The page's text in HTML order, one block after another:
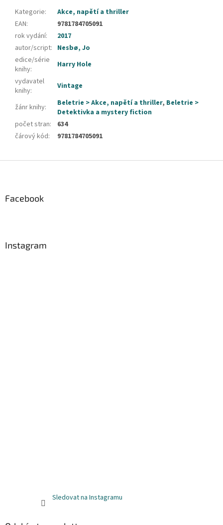
Kategorie:
Akce, napětí a thriller
EAN:
9781784705091
rok vydání:
2017
autor/script: Nesbø, Jo
edice/série
knihy:
Harry Hole
vydavatel
knihy: Vintage
žánr knihy: Beletrie > Akce, napětí a thriller, Beletrie >
Detektivka a mystery fiction
počet stran:
634
čárový kód: 9781784705091
Facebook
Instagram
Sledovat na Instagramu